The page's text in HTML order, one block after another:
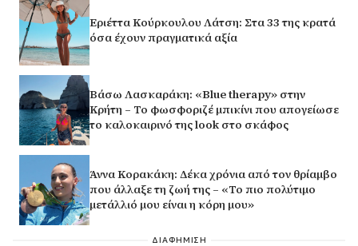
Εριέττα Κούρκουλου Λάτση: Στα 33 της κρατά
όσα έχουν πραγματικά αξία
Βάσω Λασκαράκη: «Blue therapy» στην
Κρήτη – Το φωσφοριζέ μπικίνι που απογείωσε
το καλοκαιρινό της look στο σκάφος
Άννα Κορακάκη: Δέκα χρόνια από τον θρίαμβο
που άλλαξε τη ζωή της – «Το πιο πολύτιμο
μετάλλιό μου είναι η κόρη μου»
ΔΙΑΦΗΜΙΣΗ